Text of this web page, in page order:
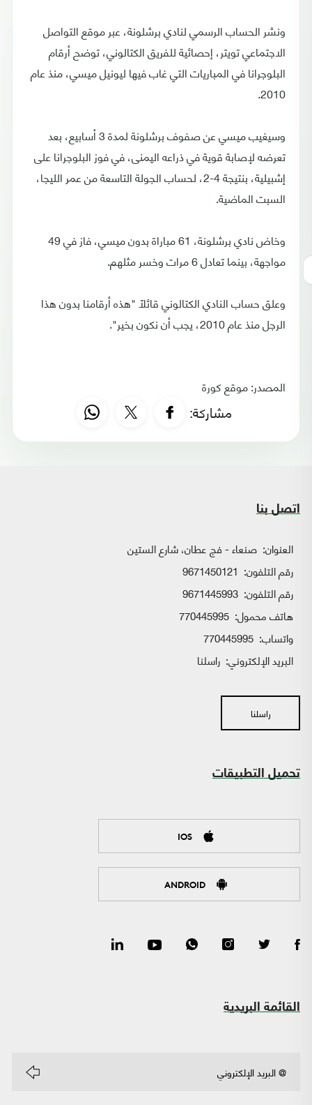
ونشر الحساب الرسمي لنادي برشلونة، عبر موقع التواصل
الاجتماعي تويتر، إحصائية للفريق الكتالوني، توضح أرقام
البلوجرانا في المباريات التي غاب فيها ليونيل ميسي، منذ عام
2010.
وسيغيب ميسي عن صفوف برشلونة لمدة 3 أسابيع، بعد
تعرضه لإصابة قوية في ذراعه اليمنى، في فوز البلوجرانا على
إشبيلية، بنتيجة 4-2، لحساب الجولة التاسعة من عمر الليجا،
السبت الماضية.
وخاض نادي برشلونة، 61 مباراة بدون ميسي، فاز في 49
مواجهة، بينما تعادل 6 مرات وخسر مثلهم.
وعلق حساب النادي الكتالوني قائلًا "هذه أرقامنا بدون هذا
الرجل منذ عام 2010، يجب أن نكون بخير".
المصدر: موقع كورة
مشاركة:
اتصل بنا
العنوان: صنعاء - فج عطان، شارع الستين
رقم التلفون: 9671450121
رقم التلفون: 9671445993
هاتف محمول: 770445995
واتساب:
البريد الإلكتروني: راسلنا
راسلنا
تحميل التطبيقات
IOS
ANDROID
القائمة البريدية